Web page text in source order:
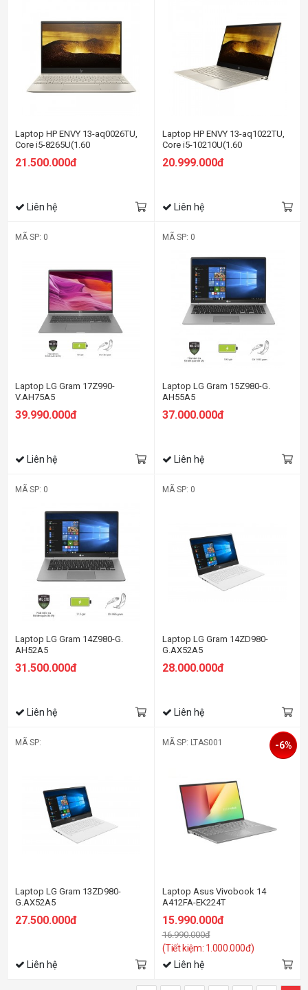
Laptop HP ENVY 13-aq0026TU,
Core i5-8265U(1.60
SSD,Intel UHD Graphics,13.3"
21.500.000đ
Liên hệ
Laptop HP ENVY 13-aq1022TU,
Core i5-10210U(1.60
SSD,Intel UHD
20.999.000đ
Liên hệ
MÃ SP: 0
Laptop LG Gram 17Z990-
V.AH75A5
39.990.000đ
Liên hệ
MÃ SP: 0
Laptop LG Gram 15Z980-G.
AH55A5
37.000.000đ
Liên hệ
MÃ SP: 0
Laptop LG Gram 14Z980-G.
AH52A5
31.500.000đ
Liên hệ
MÃ SP: 0
Laptop LG Gram 14ZD980-
G.AX52A5
28.000.000đ
Liên hệ
MÃ SP:
Laptop LG Gram 13ZD980-
G.AX52A5
27.500.000đ
Liên hệ
MÃ SP: LTAS001
Laptop Asus Vivobook 14
A412FA-EK224T
15.990.000đ
16.990.000đ
(Tiết kiệm: 1.000.000đ)
-6%
Liên hệ